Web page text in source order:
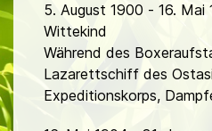
5. August 1900 - 16.
Wittekind
Während des
Lazarettschiff des
Expeditionskorps,